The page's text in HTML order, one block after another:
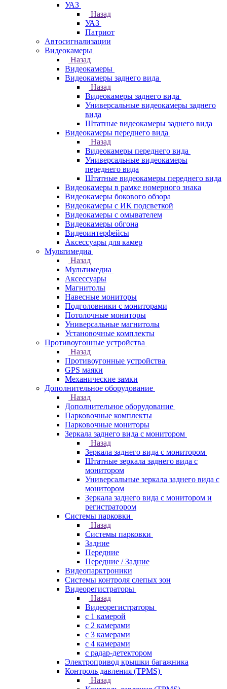
УАЗ
Назад
УАЗ
Патриот
Автосигнализации
Видеокамеры
Назад
Видеокамеры
Видеокамеры заднего вида
Назад
Видеокамеры заднего вида
Универсальные видеокамеры заднего
вида
Штатные видеокамеры заднего вида
Видеокамеры переднего вида
Назад
Видеокамеры переднего вида
Универсальные видеокамеры
переднего вида
Штатные видеокамеры переднего вида
Видеокамеры в рамке номерного знака
Видеокамеры бокового обзора
Видеокамеры с ИК подсветкой
Видеокамеры с омывателем
Видеокамеры обгона
Видеоинтерфейсы
Аксессуары для камер
Мультимедиа
Назад
Мультимедиа
Аксессуары
Магнитолы
Навесные мониторы
Подголовники с мониторами
Потолочные мониторы
Универсальные магнитолы
Установочные комплекты
Противоугонные устройства
Назад
Противоугонные устройства
GPS маяки
Механические замки
Дополнительное оборудование
Назад
Дополнительное оборудование
Парковочные комплекты
Парковочные мониторы
Зеркала заднего вида с монитором
Назад
Зеркала заднего вида с монитором
Штатные зеркала заднего вида с
монитором
Универсальные зеркала заднего вида с
монитором
Зеркала заднего вида с монитором и
регистратором
Системы парковки
Назад
Системы парковки
Задние
Передние
Передние / Задние
Видеопарктроники
Системы контроля слепых зон
Видеорегистраторы
Назад
Видеорегистраторы
с 1 камерой
с 2 камерами
с 3 камерами
с 4 камерами
с радар-детектором
Электропривод крышки багажника
Контроль давления (TPMS)
Назад